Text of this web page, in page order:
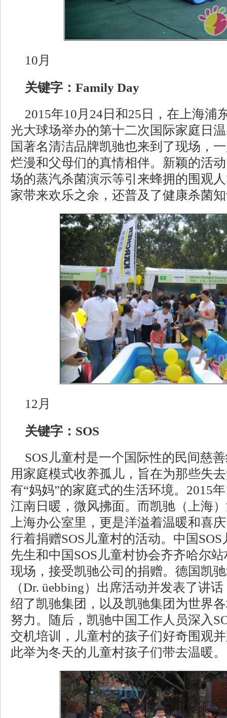
10月
关键字：Family Day
2015年10月24日和25日，在上海浦
光大球场举办的第十二次国际家庭日
国著名清洁品牌凯驰也来到了现场，
烂漫和父母们的真情相伴。新颖的活
场的蒸汽杀菌演示等引来蜂拥的围观
家带来欢乐之余，还普及了健康杀菌
12月
关键字：SOS
SOS儿童村是一个国际性的民间慈
用家庭模式收养孤儿，旨在为那些失
有“妈妈”的家庭式的生活环境。2015
江南日暖，微风拂面。而凯驰（上海
上海办公室里，更是洋溢着温暖和喜
行着捐赠SOS儿童村的活动。中国
先生和中国SOS儿童村协会齐齐哈尔
现场，接受凯驰公司的捐赠。德国凯
（Dr. üebbing）出席活动并发表了讲
绍了凯驰集团，以及凯驰集团为世界
努力。随后，凯驰中国工作人员深入
交机培训，儿童村的孩子们好奇围观
此举为冬天的儿童村孩子们带去温暖。